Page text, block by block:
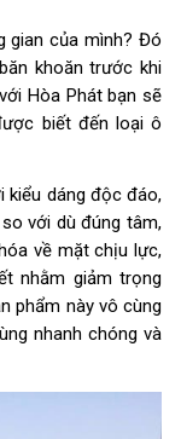
gian của mình? Đó
khoăn trước khi
Hòa Phát bạn sẽ
biết đến loại ô
kiểu dáng độc đáo,
với dù đúng tâm,
về mặt chịu lực,
nhằm giảm trọng
phẩm này vô cùng
nhanh chóng và